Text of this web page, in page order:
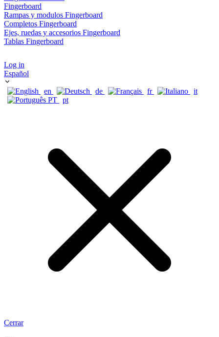
Fingerboard
Rampas y modulos Fingerboard
Completos Fingerboard
Ejes, ruedas y accesorios Fingerboard
Tablas Fingerboard
Log in
Español
en de fr
it
pt
Cerrar